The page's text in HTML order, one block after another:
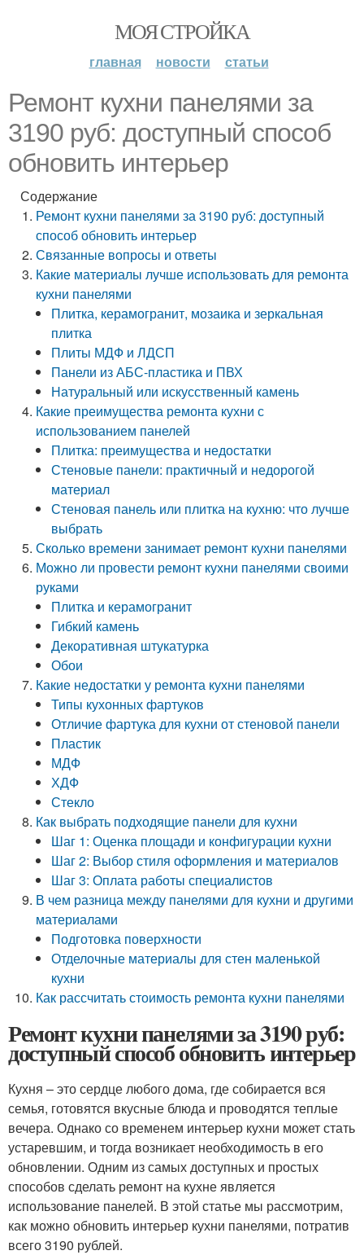
МОЯ СТРОЙКА
главная новости статьи
Ремонт кухни панелями за
3190 руб: доступный способ
обновить интерьер
Содержание
Ремонт кухни панелями за 3190 руб: доступный
способ обновить интерьер
Связанные вопросы и ответы
Какие материалы лучше использовать для ремонта
кухни панелями
Плитка, керамогранит, мозаика и зеркальная
плитка
Плиты МДФ и ЛДСП
Панели из АБС-пластика и ПВХ
Натуральный или искусственный камень
Какие преимущества ремонта кухни с
использованием панелей
Плитка: преимущества и недостатки
Стеновые панели: практичный и недорогой
материал
Стеновая панель или плитка на кухню: что лучше
выбрать
Сколько времени занимает ремонт кухни панелями
Можно ли провести ремонт кухни панелями своими
руками
Плитка и керамогранит
Гибкий камень
Декоративная штукатурка
Обои
Какие недостатки у ремонта кухни панелями
Типы кухонных фартуков
Отличие фартука для кухни от стеновой панели
Пластик
МДФ
ХДФ
Стекло
Как выбрать подходящие панели для кухни
Шаг 1: Оценка площади и конфигурации кухни
Шаг 2: Выбор стиля оформления и материалов
Шаг 3: Оплата работы специалистов
В чем разница между панелями для кухни и другими
материалами
Подготовка поверхности
Отделочные материалы для стен маленькой
кухни
Как рассчитать стоимость ремонта кухни панелями
Ремонт кухни панелями за 3190 руб:
доступный способ обновить интерьер
Кухня – это сердце любого дома, где собирается вся
семья, готовятся вкусные блюда и проводятся теплые
вечера. Однако со временем интерьер кухни может стать
устаревшим, и тогда возникает необходимость в его
обновлении. Одним из самых доступных и простых
способов сделать ремонт на кухне является
использование панелей. В этой статье мы рассмотрим,
как можно обновить интерьер кухни панелями, потратив
всего 3190 рублей.